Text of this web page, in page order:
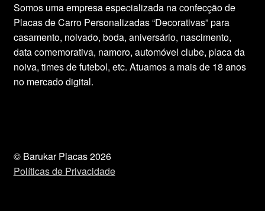
Somos uma empresa especializada na confecção de
Placas de Carro Personalizadas “Decorativas” para
casamento, noivado, boda, aniversário, nascimento,
data comemorativa, namoro, automóvel clube, placa da
noiva, times de futebol, etc. Atuamos a mais de 18 anos
no mercado digital.
© Barukar Placas 2026
Políticas de Privacidade